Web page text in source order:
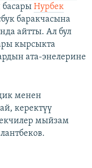
басары Нурбек
баракчасына
айтты. Ал бул
кырсыкта
ата-энелерине
менен
керектүү
мыйзам